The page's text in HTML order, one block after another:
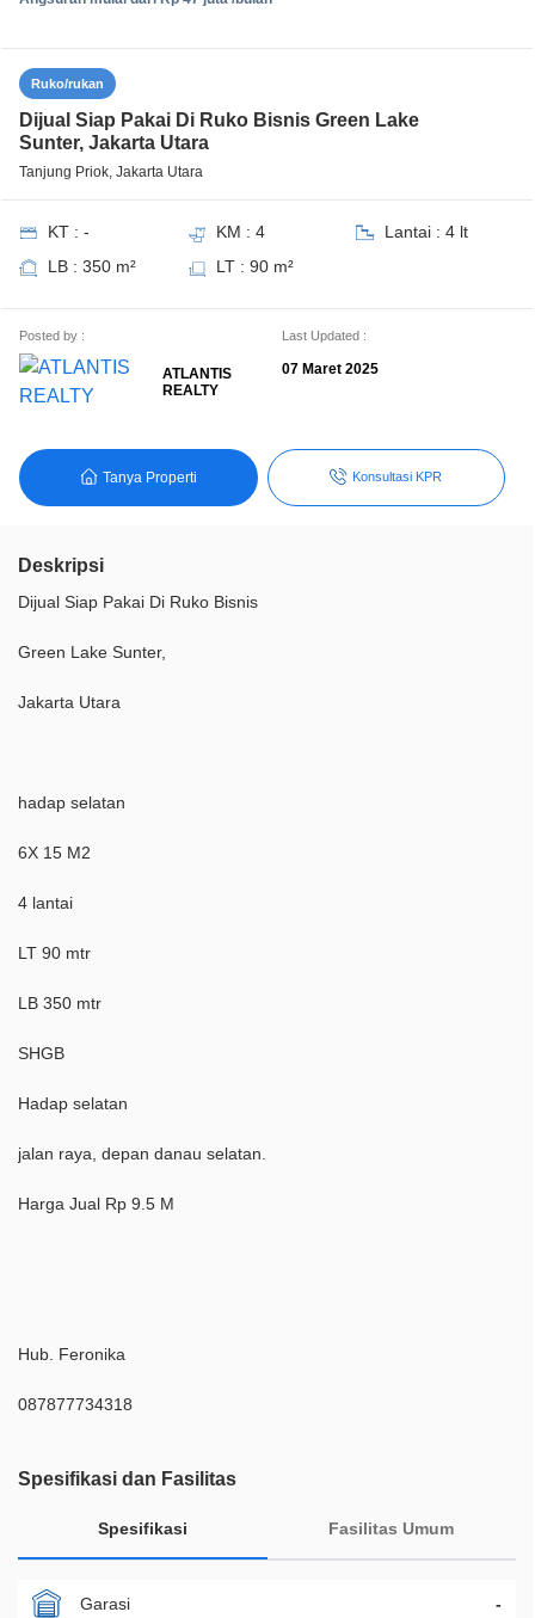
Ruko/rukan
Dijual Siap Pakai Di Ruko Bisnis Green Lake
Sunter, Jakarta Utara
Tanjung Priok, Jakarta Utara
KT : - KM : 4
Lantai : 4 lt
LB : 350 m²
LT : 90 m²
Posted by :
ATLANTIS
REALTY
Last Updated :
07 Maret 2025
Tanya Properti Konsultasi KPR
Deskripsi
Dijual Siap Pakai Di Ruko Bisnis
Green Lake Sunter,
Jakarta Utara
hadap selatan
6X 15 M2
4 lantai
LT 90 mtr
LB 350 mtr
SHGB
Hadap selatan
jalan raya, depan danau selatan.
Harga Jual Rp 9.5 M
Hub. Feronika
087877734318
Spesifikasi dan Fasilitas
Spesifikasi Fasilitas Umum
Garasi -